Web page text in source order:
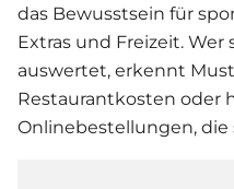
das Bewusstsein für
Extras und Freizeit.
auswertet, erkennt
Restaurantkosten oder
Onlinebestellungen,